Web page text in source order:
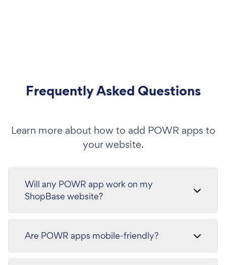
Frequently Asked Questions
Learn more about how to add POWR apps to
your website.
Will any POWR app work on my
ShopBase website?
Are POWR apps mobile-friendly?